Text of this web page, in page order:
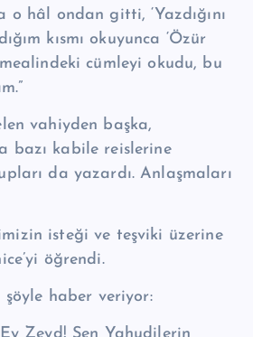
o hâl ondan gitti, ‘Yazdığını
kısmı okuyunca ‘Özür
mealindeki cümleyi okudu, bu
vahiyden başka,
bazı kabile reisle­rine
da yazardı. Anlaşmaları
isteği ve teşviki üzerine
öğ­rendi.
şöyle haber veriyor: